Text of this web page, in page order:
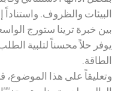
بين خبرة ترينا ستورج
يوفر حلاً محسناً لتلبية
الطاقة.
وتعليقاً على هذا الموضوع،